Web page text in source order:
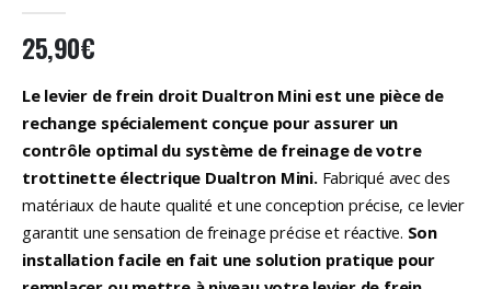
25,90€
Le levier de frein droit Dualtron Mini est une pièce de
rechange spécialement conçue pour assurer un
contrôle optimal du système de freinage de votre
trottinette électrique Dualtron Mini.Fabriqué avec des
matériaux de haute qualité et une conception précise, ce levier
garantit une sensation de freinage précise et réactive. Son
installation facile en fait une solution pratique pour